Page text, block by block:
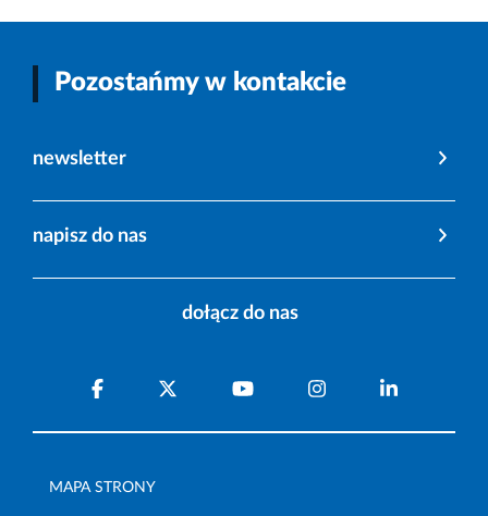
Pozostańmy w kontakcie
newsletter
napisz do nas
dołącz do nas
MAPA STRONY